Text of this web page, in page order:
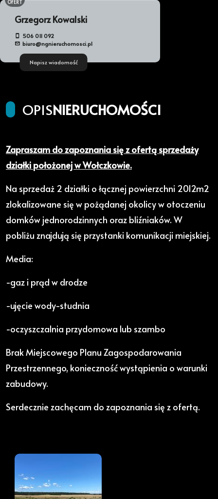
Grzegorz Kowalski
506 011 092
biuro@ngnieruchomosci.pl
Napisz wiadomość
OFERT
OPISNIERUCHOMOŚCI
Zapraszam do zapoznania się z ofertą sprzedaży
działki położonej w Wołczkowie.
Na sprzedaż 2 działki o łącznej powierzchni 2012m2
zlokalizowane się w pożądanej okolicy w otoczeniu
domków jednorodzinnych oraz bliźniaków. W
pobliżu znajdują się przystanki komunikacji miejskiej.
Media:
-gaz i prąd w drodze
-ujęcie wody-studnia
-oczyszczalnia przydomowa lub szambo
Brak Miejscowego Planu Zagospodarowania
Przestrzennego, konieczność wystąpienia o warunki
zabudowy.
Serdecznie zachęcam do zapoznania się z ofertą.